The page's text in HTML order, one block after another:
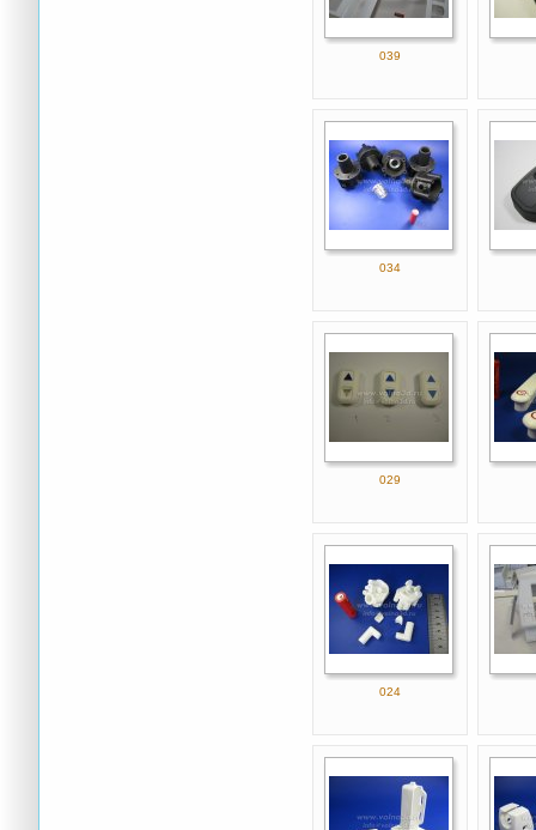
039
034
029
024